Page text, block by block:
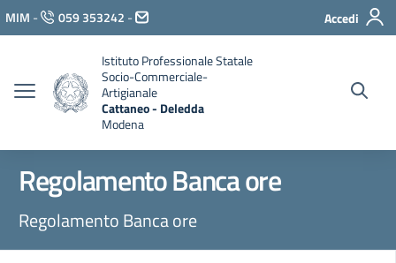
Vai ai contenuti
Vai al menu di navigazione
Vai al footer
MIM - 059 353242 - Accedi
Istituto Professionale Statale
Socio-Commerciale-
Artigianale
Cattaneo - Deledda
Modena
Regolamento Banca ore
Regolamento Banca ore